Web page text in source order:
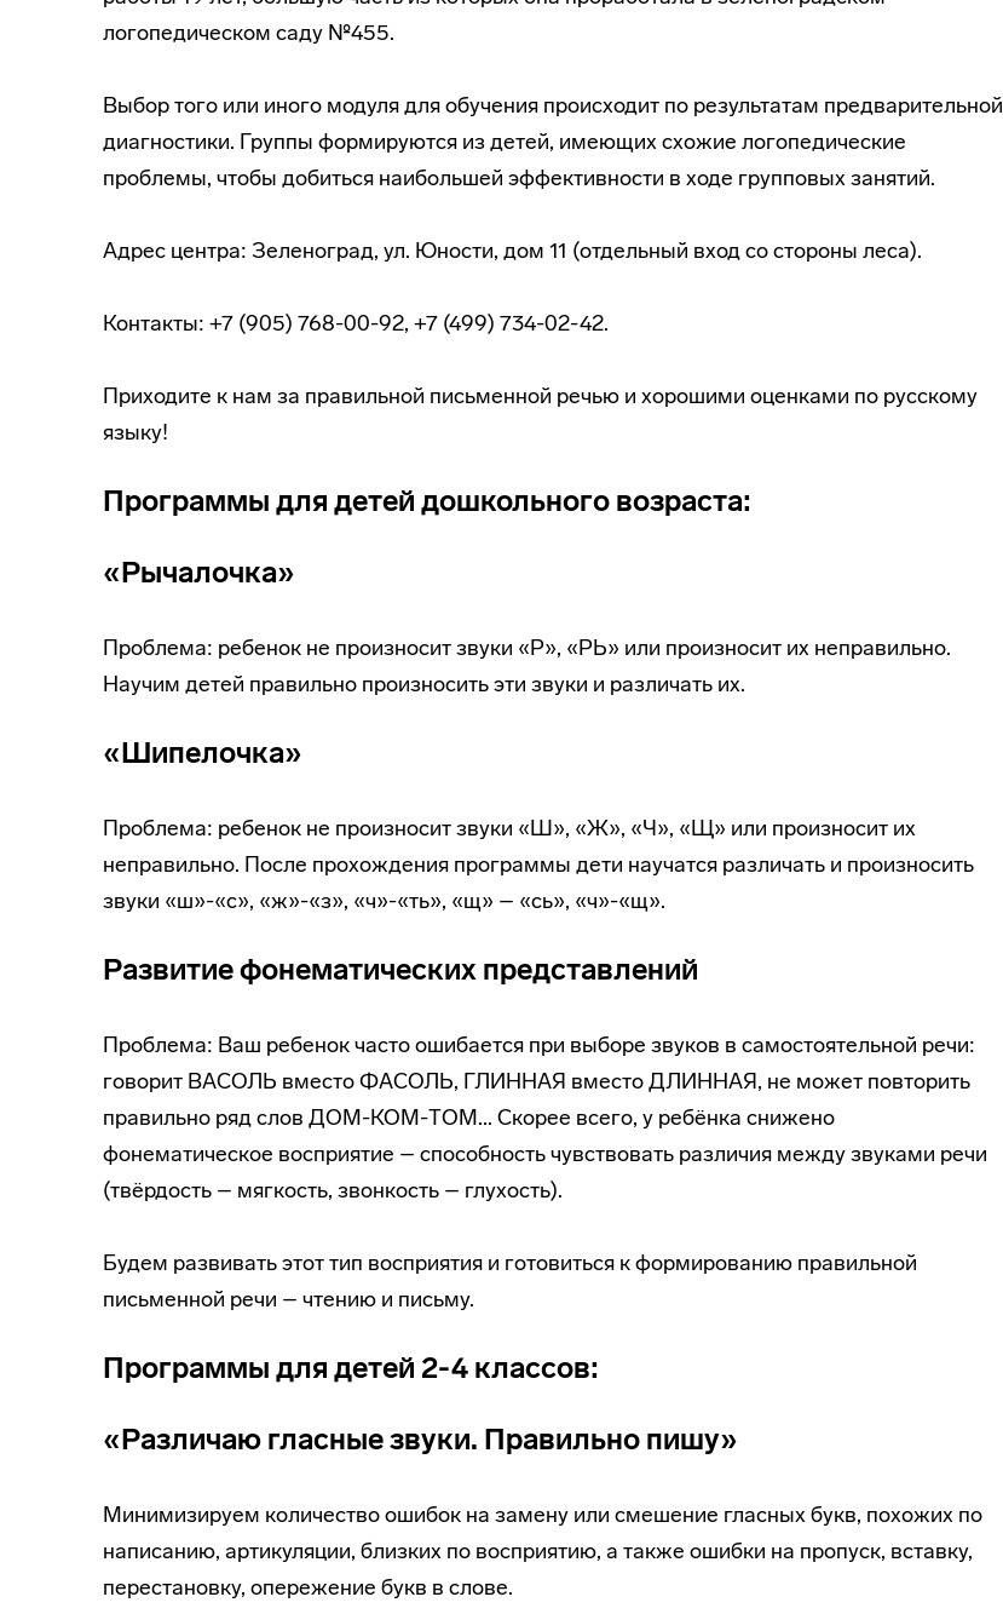
логопедическом саду №455.
Выбор того или иного модуля для обучения происходит по результатам предварительной
диагностики. Группы формируются из детей, имеющих схожие логопедические
проблемы, чтобы добиться наибольшей эффективности в ходе групповых занятий.
Адрес центра: Зеленоград, ул. Юности, дом 11 (отдельный вход со стороны леса).
Контакты: +7 (905) 768-00-92, +7 (499) 734-02-42.
Приходите к нам за правильной письменной речью и хорошими оценками по русскому
языку!
Программы для детей дошкольного возраста:
«Рычалочка»
Проблема: ребенок не произносит звуки «Р», «РЬ» или произносит их неправильно.
Научим детей правильно произносить эти звуки и различать их.
«Шипелочка»
Проблема: ребенок не произносит звуки «Ш», «Ж», «Ч», «Щ» или произносит их
неправильно. После прохождения программы дети научатся различать и произносить
звуки «ш»-«с», «ж»-«з», «ч»-«ть», «щ» – «сь», «ч»-«щ».
Развитие фонематических представлений
Проблема: Ваш ребенок часто ошибается при выборе звуков в самостоятельной речи:
говорит ВАСОЛЬ вместо ФАСОЛЬ, ГЛИННАЯ вместо ДЛИННАЯ, не может повторить
правильно ряд слов ДОМ-КОМ-ТОМ... Скорее всего, у ребёнка снижено
фонематическое восприятие – способность чувствовать различия между звуками речи
(твёрдость – мягкость, звонкость – глухость).
Будем развивать этот тип восприятия и готовиться к формированию правильной
письменной речи – чтению и письму.
Программы для детей 2-4 классов:
«Различаю гласные звуки. Правильно пишу»
Минимизируем количество ошибок на замену или смешение гласных букв, похожих по
написанию, артикуляции, близких по восприятию, а также ошибки на пропуск, вставку,
перестановку, опережение букв в слове.